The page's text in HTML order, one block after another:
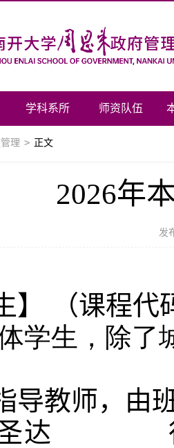
学科系所 师资队伍
理 > 正文
2026年
发
】 （课程
学生，除了
导教师，由
达